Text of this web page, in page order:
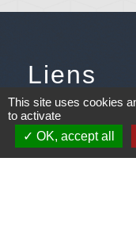
Liens
Météo
Ouest France
This site uses cookies
to activate
OK, accept all